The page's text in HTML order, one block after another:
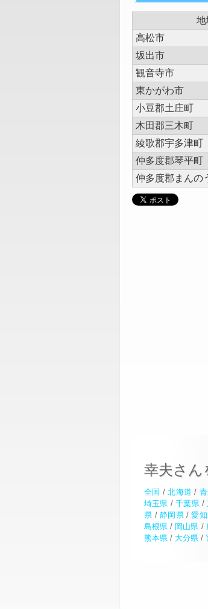
地
高松市
坂出市
観音寺市
東かがわ市
小豆郡土庄町
木田郡三木町
綾歌郡宇多津町
仲多度郡琴平町
仲多度郡まんの
幸夫さん
全国 /北海道 /
埼玉県 /千葉県/
県 / 静岡県/愛
島根県 / 岡山県 /
熊本県 / 大分県 /